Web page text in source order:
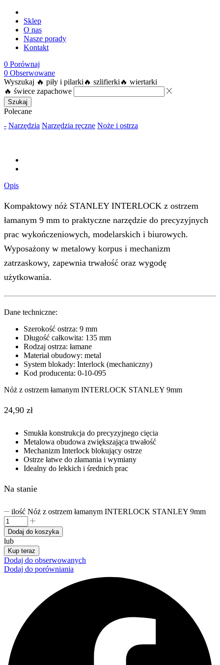
Sklep
O nas
Nasze porady
Kontakt
0 Porównaj
0 Obserwowane
Wyszukaj 🔥 piły i pilarki 🔥 szlifierki 🔥 wiertarki
🔥 świece zapachowe
Szukaj
Polecane
- Narzędzia Narzędzia ręczne Noże i ostrza
Opis
Kompaktowy nóż STANLEY INTERLOCK z ostrzem
łamanym 9 mm to praktyczne narzędzie do precyzyjnych
prac wykończeniowych, modelarskich i biurowych.
Wyposażony w metalowy korpus i mechanizm
zatrzaskowy, zapewnia trwałość oraz wygodę
użytkowania.
Dane techniczne:
Szerokość ostrza: 9 mm
Długość całkowita: 135 mm
Rodzaj ostrza: łamane
Materiał obudowy: metal
System blokady: Interlock (mechaniczny)
Kod producenta: 0-10-095
Nóż z ostrzem łamanym INTERLOCK STANLEY 9mm
24,90 zł
Smukła konstrukcja do precyzyjnego cięcia
Metalowa obudowa zwiększająca trwałość
Mechanizm Interlock blokujący ostrze
Ostrze łatwe do złamania i wymiany
Idealny do lekkich i średnich prac
Na stanie
ilość Nóż z ostrzem łamanym INTERLOCK STANLEY 9mm
Dodaj do koszyka
lub
Kup teraz
Dodaj do obserwowanych
Dodaj do porówniania